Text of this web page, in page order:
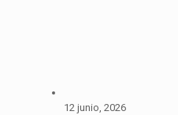
12 junio, 2026